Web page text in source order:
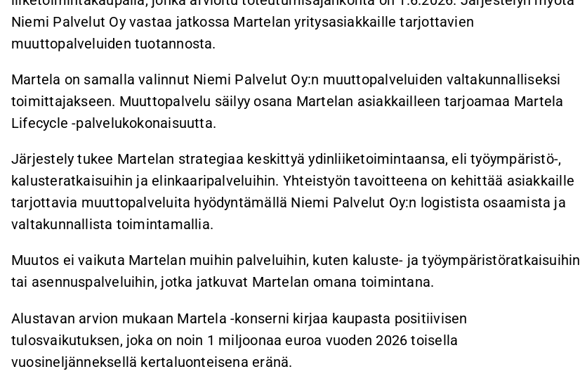
Niemi Palvelut Oy vastaa jatkossa Martelan yritysasiakkaille tarjottavien
muuttopalveluiden tuotannosta.
Martela on samalla valinnut Niemi Palvelut Oy:n muuttopalveluiden valtakunnalliseksi
toimittajakseen. Muuttopalvelu säilyy osana Martelan asiakkailleen tarjoamaa Martela
Lifecycle -palvelukokonaisuutta.
Järjestely tukee Martelan strategiaa keskittyä ydinliiketoimintaansa, eli työympäristö-,
kalusteratkaisuihin ja elinkaaripalveluihin. Yhteistyön tavoitteena on kehittää asiakkaille
tarjottavia muuttopalveluita hyödyntämällä Niemi Palvelut Oy:n logistista osaamista ja
valtakunnallista toimintamallia.
Muutos ei vaikuta Martelan muihin palveluihin, kuten kaluste- ja työympäristöratkaisuihin
tai asennuspalveluihin, jotka jatkuvat Martelan omana toimintana.
Alustavan arvion mukaan Martela -konserni kirjaa kaupasta positiivisen
tulosvaikutuksen, joka on noin 1 miljoonaa euroa vuoden 2026 toisella
vuosineljänneksellä kertaluonteisena eränä.